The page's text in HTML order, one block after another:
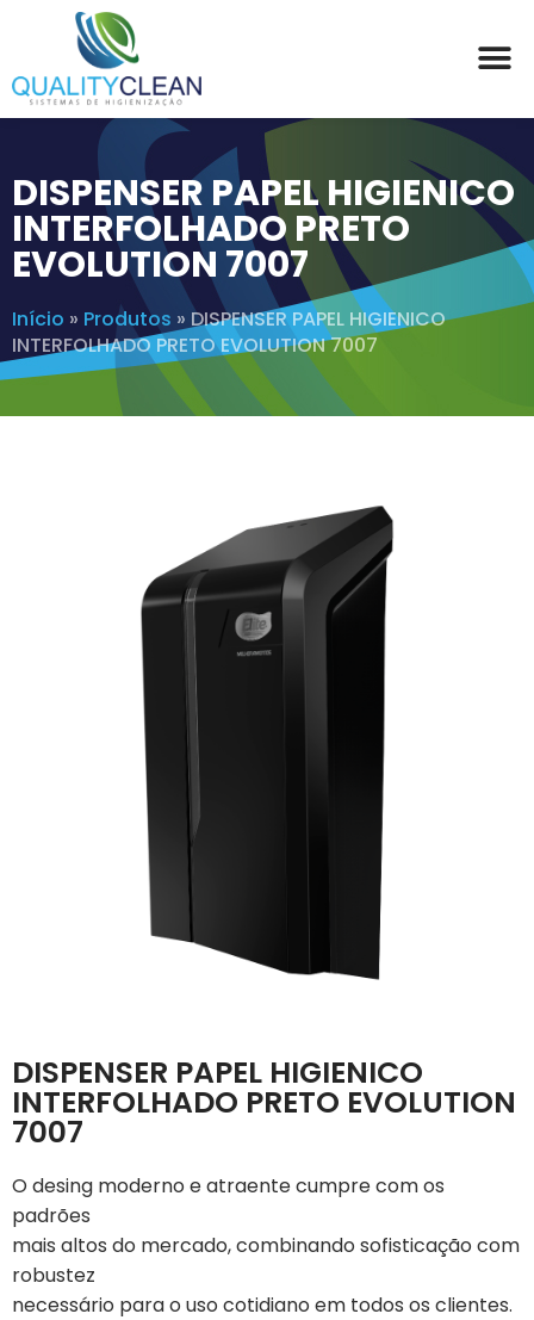
DISPENSER PAPEL HIGIENICO
INTERFOLHADO PRETO
EVOLUTION 7007
Início » Produtos » DISPENSER PAPEL HIGIENICO
INTERFOLHADO PRETO EVOLUTION 7007
DISPENSER PAPEL HIGIENICO
INTERFOLHADO PRETO EVOLUTION
7007
O desing moderno e atraente cumpre com os
padrões
mais altos do mercado, combinando sofisticação com
robustez
necessário para o uso cotidiano em todos os clientes.